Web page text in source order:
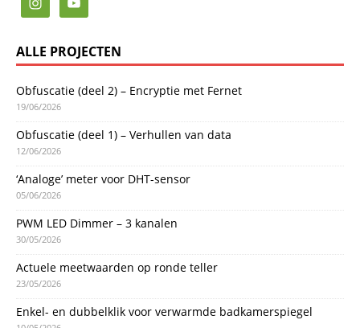
ALLE PROJECTEN
Obfuscatie (deel 2) – Encryptie met Fernet
19/06/2026
Obfuscatie (deel 1) – Verhullen van data
12/06/2026
‘Analoge’ meter voor DHT-sensor
05/06/2026
PWM LED Dimmer – 3 kanalen
30/05/2026
Actuele meetwaarden op ronde teller
23/05/2026
Enkel- en dubbelklik voor verwarmde badkamerspiegel